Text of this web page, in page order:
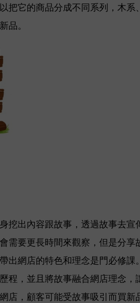
把它的商品分成不同系列，木系
品。
挖出內容跟故事，透過故事去宣
需要更長時間來觀察，但是分
網店的特色和理念是門必修課
程，並且將故事融合網店理念，
店，顧客可能受故事吸引而買新